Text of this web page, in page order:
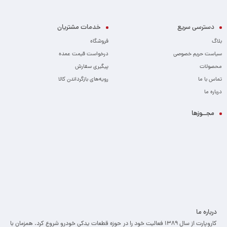
دسترسی سریع
بلاگ
سیاست حریم خصوصی
محصولات
تماس با ما
درباره ما
خدمات مشتریان
فروشگاه
درخواست قیمت عمده
پیگیری سفارش
رویه‌های بازگرداندن کالا
مجــوزها
درباره ما
کاروپارت از سال ۱۳۸۹ فعالیت خود را در حوزه قطعات یدکی خودرو شروع کرد. همزمان با